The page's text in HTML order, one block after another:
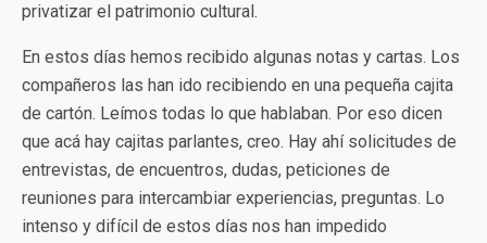
privatizar el patrimonio cultural.
En estos días hemos recibido algunas notas y cartas. Los
compañeros las han ido recibiendo en una pequeña cajita
de cartón. Leímos todas lo que hablaban. Por eso dicen
que acá hay cajitas parlantes, creo. Hay ahí solicitudes de
entrevistas, de encuentros, dudas, peticiones de
reuniones para intercambiar experiencias, preguntas. Lo
intenso y difícil de estos días nos han impedido